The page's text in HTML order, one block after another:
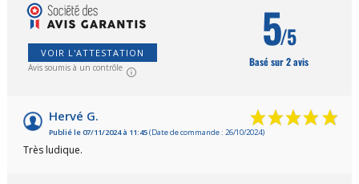
VOIR L'ATTESTATION
Avis soumis à un contrôle
5/5
Basé sur 2 avis
Hervé G.
Publié le 07/11/2024 à 11:45(Date de commande : 26/10/2024)
Très ludique.